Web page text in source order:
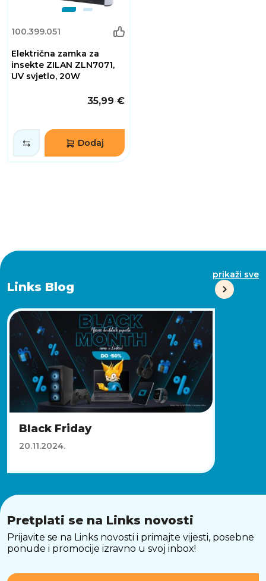
100.399.051
Električna zamka za
insekte ZILAN ZLN7071,
UV svjetlo, 20W
35,99 €
Dodaj
Links Blog
prikaži sve
Black Friday
20.11.2024.
Pretplati se na Links novosti
Prijavite se na Links novosti i primajte vijesti, posebne
ponude i promocije izravno u svoj inbox!